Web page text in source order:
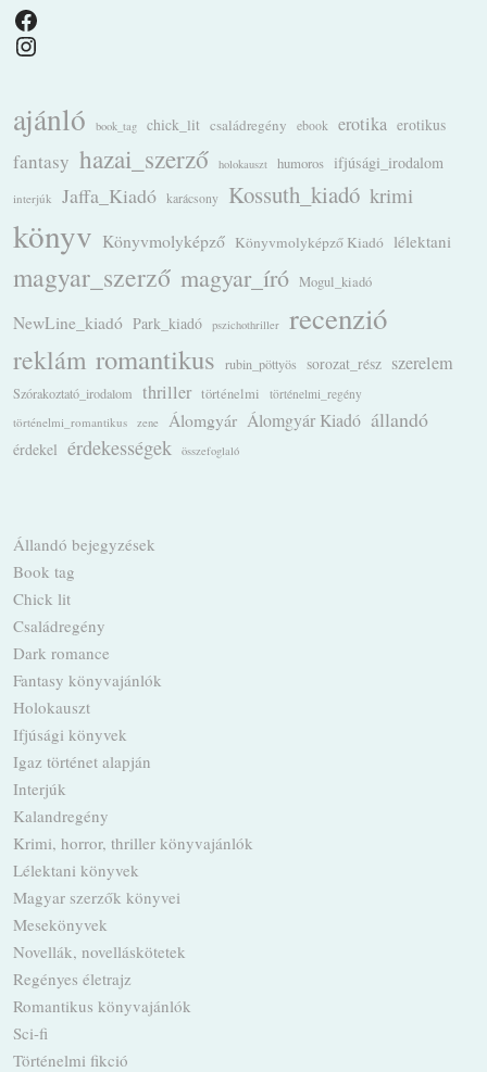
Facebook
Instagram
ajánló book_tag chick_lit családregény ebook erotika erotikus
fantasy hazai_szerző holokauszt humoros ifjúsági_irodalom
interjúk Jaffa_Kiadó karácsony Kossuth_kiadó krimi
könyv Könyvmolyképző Könyvmolyképző Kiadó lélektani
magyar_szerző magyar_író Mogul_kiadó
NewLine_kiadó Park_kiadó pszichothriller recenzió
reklám romantikus rubin_pöttyös sorozat_rész szerelem
Szórakoztató_irodalom thriller történelmi
történelmi_regény
történelmi_romantikus
zene Álomgyár Álomgyár Kiadó állandó
érdekel érdekességek összefoglaló
Állandó bejegyzések
Book tag
Chick lit
Családregény
Dark romance
Fantasy könyvajánlók
Holokauszt
Ifjúsági könyvek
Igaz történet alapján
Interjúk
Kalandregény
Krimi, horror, thriller könyvajánlók
Lélektani könyvek
Magyar szerzők könyvei
Mesekönyvek
Novellák, novelláskötetek
Regényes életrajz
Romantikus könyvajánlók
Sci-fi
Történelmi fikció